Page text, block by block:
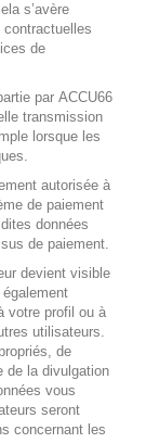
s’avère
de
par ACCU66
transmission
lorsque les
autorisée à
de paiement
données
de paiement.
devient visible
votre profil ou à
utilisateurs.
de
de la divulgation
vous
seront
concernant les